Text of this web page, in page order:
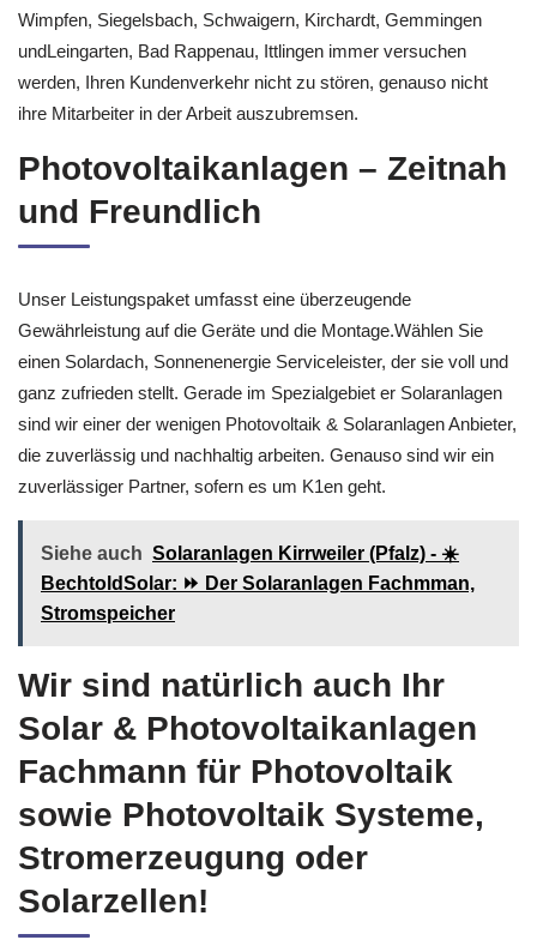
Wimpfen, Siegelsbach, Schwaigern, Kirchardt, Gemmingen
undLeingarten, Bad Rappenau, Ittlingen immer versuchen
werden, Ihren Kundenverkehr nicht zu stören, genauso nicht
ihre Mitarbeiter in der Arbeit auszubremsen.
Photovoltaikanlagen – Zeitnah
und Freundlich
Unser Leistungspaket umfasst eine überzeugende
Gewährleistung auf die Geräte und die Montage.Wählen Sie
einen Solardach, Sonnenenergie Serviceleister, der sie voll und
ganz zufrieden stellt. Gerade im Spezialgebiet er Solaranlagen
sind wir einer der wenigen Photovoltaik & Solaranlagen Anbieter,
die zuverlässig und nachhaltig arbeiten. Genauso sind wir ein
zuverlässiger Partner, sofern es um K1en geht.
Siehe auch Solaranlagen Kirrweiler (Pfalz) - ☀️
BechtoldSolar: ⏩ Der Solaranlagen Fachmman,
Stromspeicher
Wir sind natürlich auch Ihr
Solar & Photovoltaikanlagen
Fachmann für Photovoltaik
sowie Photovoltaik Systeme,
Stromerzeugung oder
Solarzellen!